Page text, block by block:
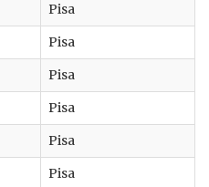
Pisa
Pisa
Pisa
Pisa
Pisa
Pisa